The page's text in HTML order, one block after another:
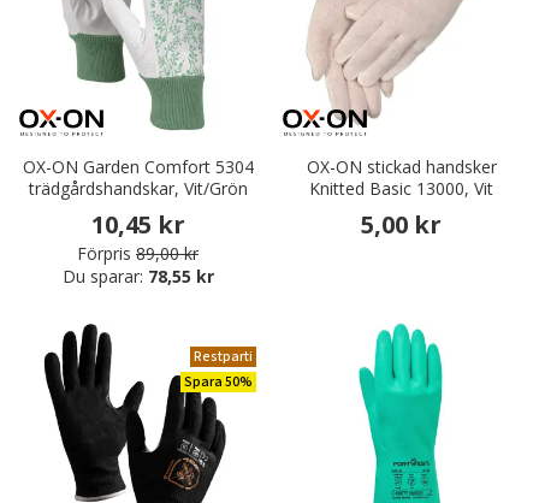
OX-ON Garden Comfort 5304
trädgårdshandskar, Vit/Grön
10,45 kr
Förpris 89,00 kr
Du sparar: 78,55 kr
OX-ON stickad handsker
Knitted Basic 13000, Vit
5,00 kr
Restparti
Spara 50%